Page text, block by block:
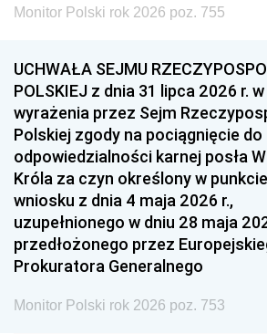
1996 1995
1993 1992
1990 1989
1987 1986
1984 1983
1981 1980
1978 1977
1975 1974
Monitor Polski rok 2026 poz. 755
UCHWAŁA SEJMU
POLSKIEJ z dnia 31 lipca 2026 r.
wyrażenia przez Sejm
Polskiej zgody na pociągnięcie do
odpowiedzialności karnej posła
Króla za czyn określony w
wniosku z dnia 4 maja 2026 r.,
uzupełnionego w dniu 28 maja
przedłożonego przez
Prokuratora Generalnego
Monitor Polski rok 2026 poz. 753